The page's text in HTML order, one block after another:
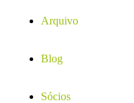
Arquivo
Blog
Sócios